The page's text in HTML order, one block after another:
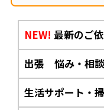
NEW! 最新のご
出張 悩み・相
生活サポート・